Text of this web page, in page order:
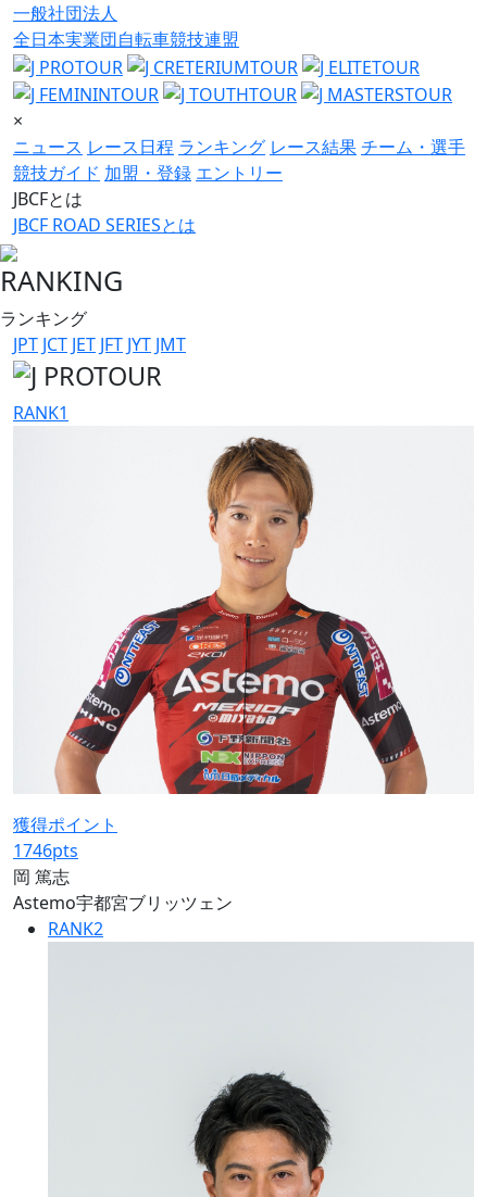
一般社団法人
全日本実業団自転車競技連盟
×
ニュース レース日程 ランキング レース結果チーム・選手
競技ガイド 加盟・登録 エントリー
JBCFとは
JBCF ROAD SERIESとは
RANKING
ランキング
JPT JCT JET JFT JYT JMT
RANK1
獲得ポイント
1746pts
岡 篤志
Astemo宇都宮ブリッツェン
RANK2